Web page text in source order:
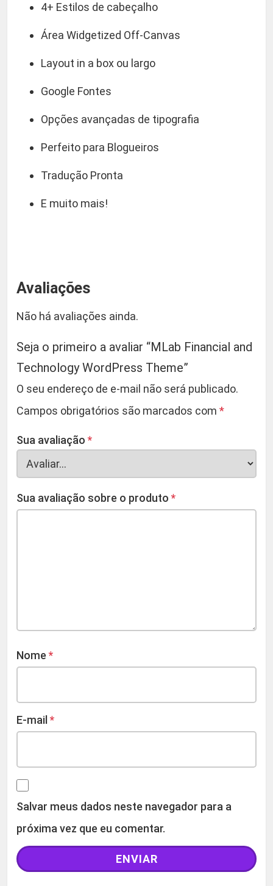
4+ Estilos de cabeçalho
Área Widgetized Off-Canvas
Layout in a box ou largo
Google Fontes
Opções avançadas de tipografia
Perfeito para Blogueiros
Tradução Pronta
E muito mais!
Avaliações
Não há avaliações ainda.
Seja o primeiro a avaliar “MLab Financial and
Technology WordPress Theme”
O seu endereço de e-mail não será publicado.
Campos obrigatórios são marcados com *
Sua avaliação *
Sua avaliação sobre o produto *
Nome *
E-mail *
Salvar meus dados neste navegador para a
próxima vez que eu comentar.